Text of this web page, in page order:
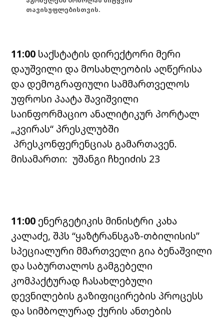
თავისუფლებისთვის.
11:00 საქსტატის დირექტორი მერი
დაუშვილი და მოსახლეობის აღწერისა
და დემოგრაფიული სამმართველოს
უფროსი პაატა შავიშვილი
საინფორმაციო ანალიტიკურ პორტალ
„კვირას“ პრესკლუბში
პრესკონფერენციას გამართავენ.
მისამართი: უშანგი ჩხეიძის 23
11:00 ენერგეტიკის მინისტრი კახა
კალაძე, შპს “ყაზტრანსგაზ-თბილისის”
სპეციალური მმართველი გია ბენაშვილი
და საბურთალოს გამგებელი
კომპაქტურად ჩასახლებული
დევნილების გაზიფიცირების პროცესს
და სიმბოლურად ქურის ანთების